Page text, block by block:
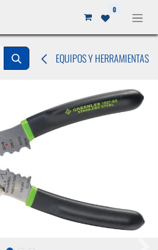
0
EQUIPOS Y HERRAMIENTAS